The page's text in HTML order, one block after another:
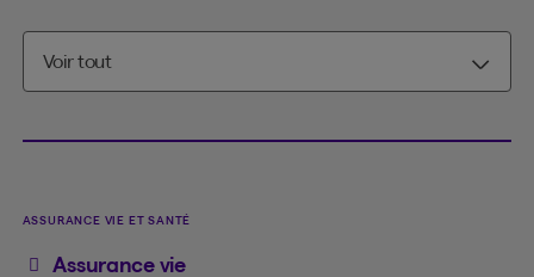
ASSURANCE VIE ET SANTÉ
Assurance vie